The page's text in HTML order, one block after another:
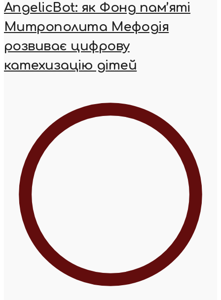
AngelicBot: як Фонд пам’яті
Митрополита Мефодія
розвиває цифрову
катехизацію дітей